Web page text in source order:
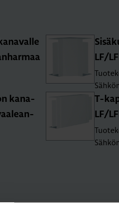
LF/
ka­na­
T-
LF/